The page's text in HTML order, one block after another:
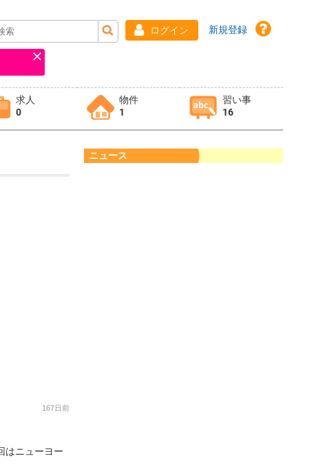
ログイン 新規登録
求人
0
物件
1
習い事
16
167日前
はニューヨー
ニュース